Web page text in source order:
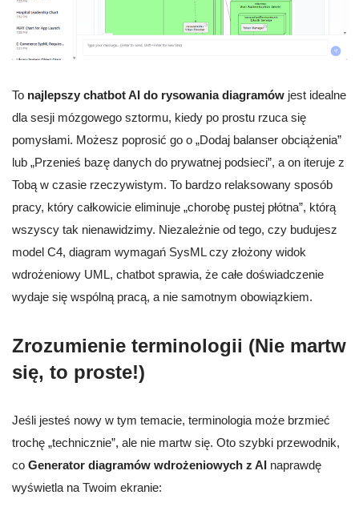
To najlepszy chatbot AI do rysowania diagramów jest idealne
dla sesji mózgowego sztormu, kiedy po prostu rzuca się
pomysłami. Możesz poprosić go o „Dodaj balanser obciążenia”
lub „Przenieś bazę danych do prywatnej podsieci”, a on iteruje z
Tobą w czasie rzeczywistym. To bardzo relaksowany sposób
pracy, który całkowicie eliminuje „chorobę pustej płótna”, którą
wszyscy tak nienawidzimy. Niezależnie od tego, czy budujesz
model C4, diagram wymagań SysML czy złożony widok
wdrożeniowy UML, chatbot sprawia, że całe doświadczenie
wydaje się wspólną pracą, a nie samotnym obowiązkiem.
Zrozumienie terminologii (Nie martw
się, to proste!)
Jeśli jesteś nowy w tym temacie, terminologia może brzmieć
trochę „technicznie”, ale nie martw się. Oto szybki przewodnik,
co Generator diagramów wdrożeniowych z AI naprawdę
wyświetla na Twoim ekranie: